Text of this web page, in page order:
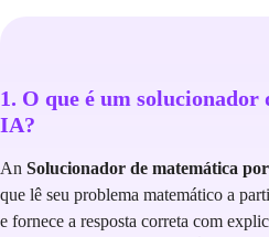
1. O que é um
IA?
An Solucionador de matemática
que lê seu problema matemático a
e fornece a resposta correta com